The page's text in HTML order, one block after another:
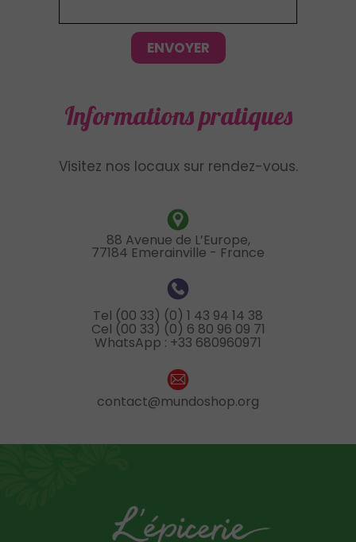
contact@mundoshop.org
88 Avenue de L’Europe,
77184 Emerainville - France
Visitez nos locaux sur rendez-vous.
Informations pratiques
ENVOYER
Tel (00 33) (0) 1 43 94 14 38
Cel (00 33) (0) 6 80 96 09 71
WhatsApp : +33 680960971